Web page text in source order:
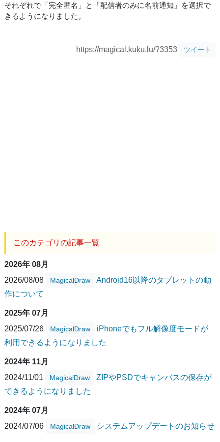
それぞれで「完全匿名」と「配信者のみに名前通知」を選択で
きるようになりました。
https://magical.kuku.lu/?3353 ツイート
このカテゴリの記事一覧
2026年 08月
2026/08/08
MagicalDraw
Android16以降のタブレットの動
作について
2025年 07月
2025/07/26
MagicalDraw
iPhoneでもフル解像度モードが
利用できるようになりました
2024年 11月
2024/11/01
MagicalDraw
ZIPやPSDでキャンバスの保存が
できるようになりました
2024年 07月
2024/07/06
MagicalDraw システムアップデートのお知らせ